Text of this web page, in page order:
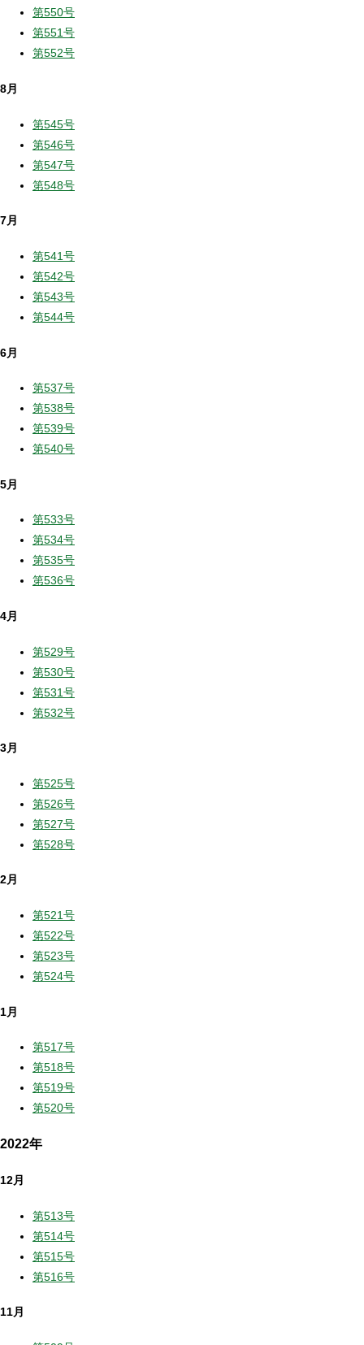
第550号
第551号
第552号
8月
第545号
第546号
第547号
第548号
7月
第541号
第542号
第543号
第544号
6月
第537号
第538号
第539号
第540号
5月
第533号
第534号
第535号
第536号
4月
第529号
第530号
第531号
第532号
3月
第525号
第526号
第527号
第528号
2月
第521号
第522号
第523号
第524号
1月
第517号
第518号
第519号
第520号
2022年
12月
第513号
第514号
第515号
第516号
11月